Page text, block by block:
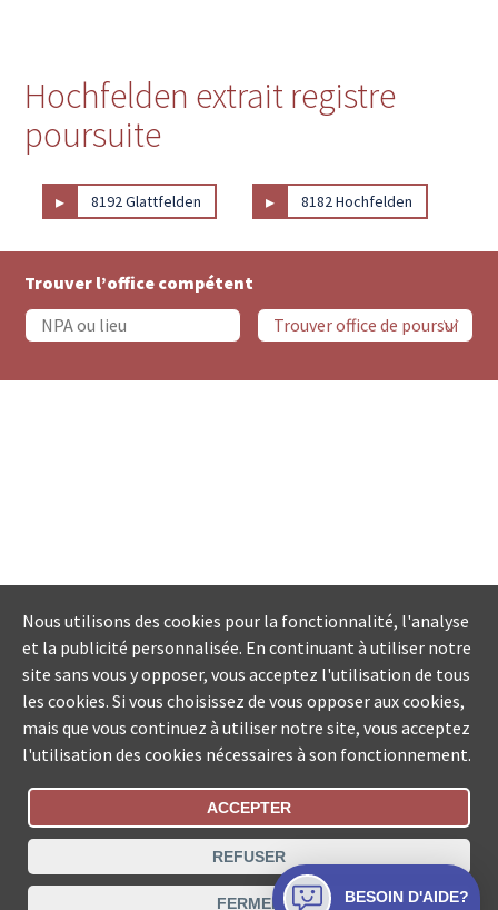
Hochfelden extrait registre
poursuite
▸ 8192 Glattfelden ▸ 8182 Hochfelden
Trouver l’office compétent
Statut De La Commande
Recherche des offices de Suisse
Nous utilisons des cookies pour la fonctionnalité, l'analyse
et la publicité personnalisée. En continuant à utiliser notre
site sans vous y opposer, vous acceptez l'utilisation de tous
les cookies. Si vous choisissez de vous opposer aux cookies,
mais que vous continuez à utiliser notre site, vous acceptez
l'utilisation des cookies nécessaires à son fonctionnement.
ACCEPTER
REFUSER
FERMER BESOIN D'AIDE?